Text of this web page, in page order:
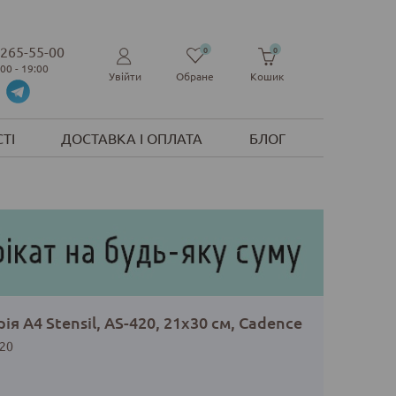
55-00
- 19:00
Увійти Обране
0
Кошик
0
ДОСТАВКА І ОПЛАТА БЛОГ
A4 Stensil, AS-420, 21х30 см, Cadence